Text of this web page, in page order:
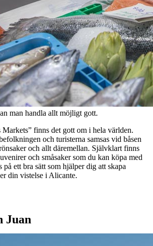
man handla allt möjligt gott.
Markets” finns det gott om i hela världen.
och turisterna samsas vid båsen
och allt däremellan. Självklart finns
och småsaker som du kan köpa med
ett bra sätt som hjälper dig att skapa
din vistelse i Alicante.
Juan